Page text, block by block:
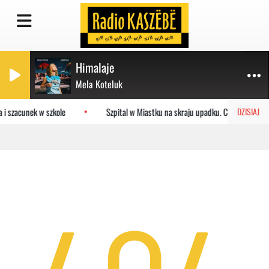
Himalaje
Mela Koteluk
DZISIAJ
szacunek w szkole Szpital w Miastku na skraju upadku. Co czeka